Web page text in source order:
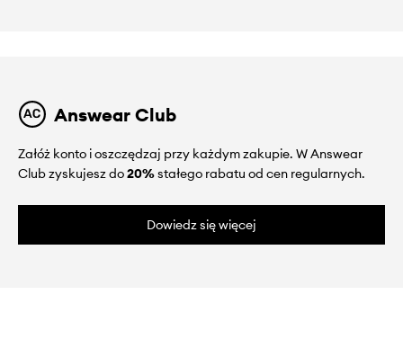
Answear Club
Załóż konto i oszczędzaj przy każdym zakupie. W Answear
Club zyskujesz do20%stałego rabatu od cen regularnych.
Dowiedz się więcej